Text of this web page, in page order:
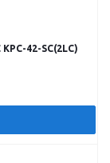
КРС-42-SC(2LC)